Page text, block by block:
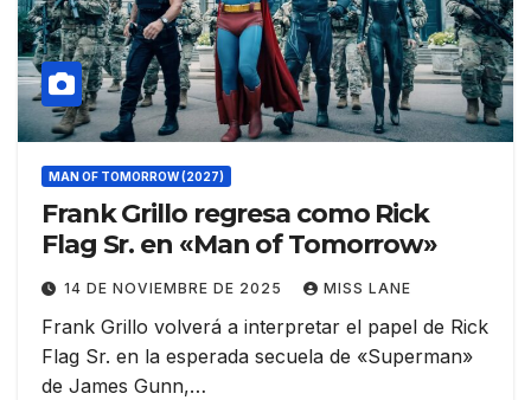
MAN OF TOMORROW (2027)
Frank Grillo regresa como Rick
Flag Sr. en «Man of Tomorrow»
14 DE NOVIEMBRE DE 2025 MISS LANE
Frank Grillo volverá a interpretar el papel de Rick
Flag Sr. en la esperada secuela de «Superman»
de James Gunn,…